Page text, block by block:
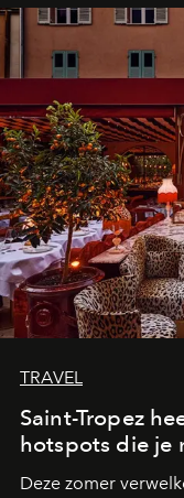
TRAVEL
Saint-Tropez
hotspots die je
Deze zomer